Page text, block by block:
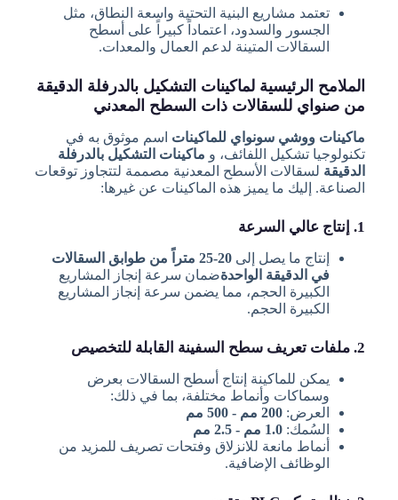
تعتمد مشاريع البنية التحتية واسعة النطاق، مثل
الجسور والسدود، اعتماداً كبيراً على أسطح
السقالات المتينة لدعم العمال والمعدات.
الملامح الرئيسية لماكينات التشكيل بالدرفلة الدقيقة
من صنواي للسقالات ذات السطح المعدني
ماكينات ووشي سونواي للماكينات اسم موثوق به في
تكنولوجيا تشكيل اللفائف، و ماكينات التشكيل بالدرفلة
الدقيقة لسقالات الأسطح المعدنية مصممة لتتجاوز توقعات
الصناعة. إليك ما يميز هذه الماكينات عن غيرها:
1. إنتاج عالي السرعة
إنتاج ما يصل إلى
20-25 متراً من طوابق السقالات
في الدقيقة الواحدةضمان سرعة إنجاز المشاريع
الكبيرة الحجم، مما يضمن سرعة إنجاز المشاريع
الكبيرة الحجم.
2. ملفات تعريف سطح السفينة القابلة للتخصيص
يمكن للماكينة إنتاج أسطح السقالات بعرض
وسماكات وأنماط مختلفة، بما في ذلك:
العرض: 200 مم - 500 مم
السُمك: 1.0 مم - 2.5 مم
أنماط مانعة للانزلاق وفتحات تصريف للمزيد من
الوظائف الإضافية.